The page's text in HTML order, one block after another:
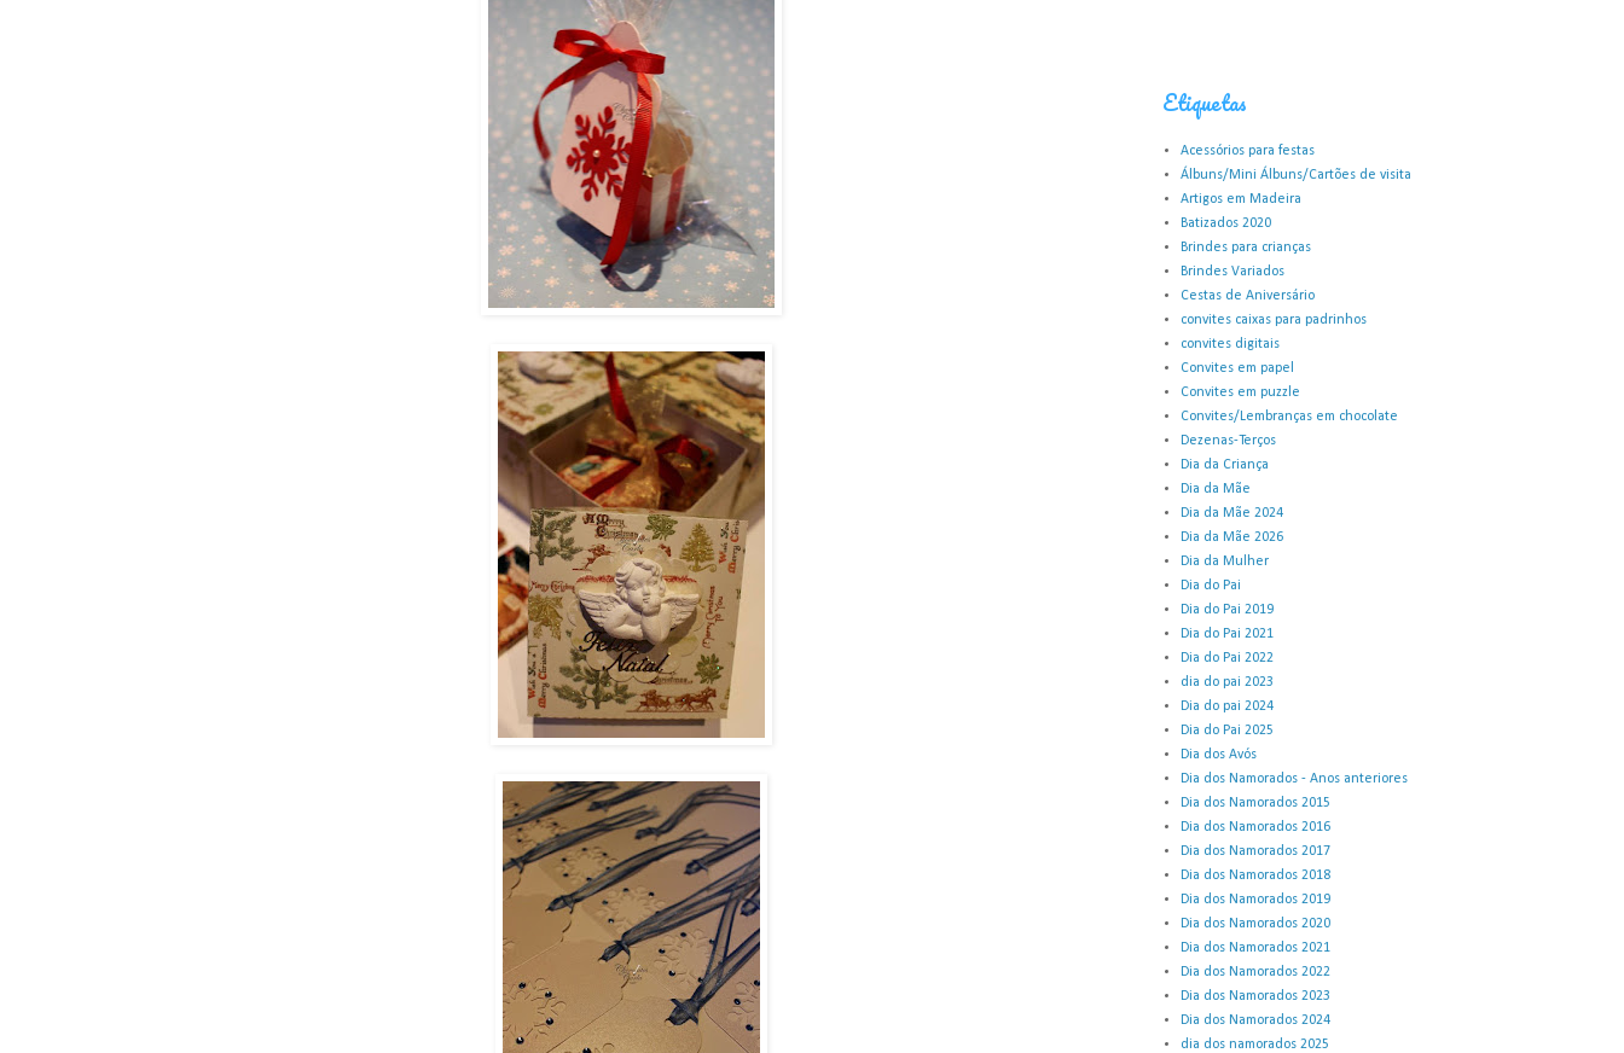
Etiquetas
Acessórios para festas
Álbuns/Mini Álbuns/Cartões de visita
Artigos em Madeira
Batizados 2020
Brindes para crianças
Brindes Variados
Cestas de Aniversário
convites caixas para padrinhos
convites digitais
Convites em papel
Convites em puzzle
Convites/Lembranças em chocolate
Dezenas-Terços
Dia da Criança
Dia da Mãe
Dia da Mãe 2024
Dia da Mãe 2026
Dia da Mulher
Dia do Pai
Dia do Pai 2019
Dia do Pai 2021
Dia do Pai 2022
dia do pai 2023
Dia do pai 2024
Dia do Pai 2025
Dia dos Avós
Dia dos Namorados - Anos anteriores
Dia dos Namorados 2015
Dia dos Namorados 2016
Dia dos Namorados 2017
Dia dos Namorados 2018
Dia dos Namorados 2019
Dia dos Namorados 2020
Dia dos Namorados 2021
Dia dos Namorados 2022
Dia dos Namorados 2023
Dia dos Namorados 2024
dia dos namorados 2025